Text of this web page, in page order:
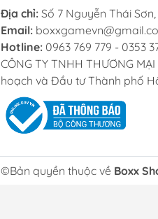
Địa chỉ: Số 7 Nguyễn Thái
Email:
Hotline: 0963 769 779 - 0353
CÔNG TY TNHH THƯƠNG
hoạch và Đầu tư Thành phố
©Bản quyền thuộc về Boxx